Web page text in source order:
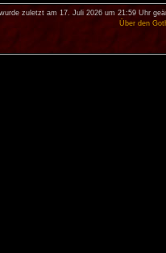
zuletzt am 17. Juli 2026 um 21:59 Uhr
Über den